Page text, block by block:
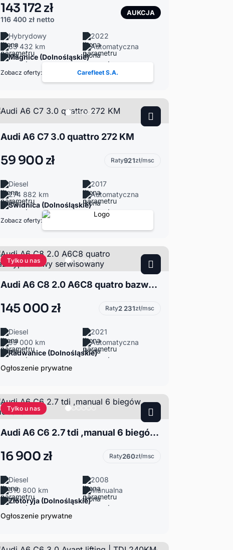
143 172 zł
116 400 zł netto
AUKCJA
Hybrydowy
2022
63 432 km
Automatyczna
Magnice (Dolnośląskie)
Zobacz oferty: Carefleet S.A.
Audi A6 C7 3.0 quattro 272 KM
59 900 zł Raty921zł/msc
Diesel
2017
274 882 km
Automatyczna
Świdnica (Dolnośląskie)
Zobacz oferty:
Tylko u nas
Audi A6 C8 2.0 A6C8 quatro bazwypadkowy serwisowany
145 000 zł Raty2 231zł/msc
Diesel
2021
99 000 km
Automatyczna
Radwanice (Dolnośląskie)
Ogłoszenie prywatne
Tylko u nas
Audi A6 C6 2.7 tdi ,manual 6 biegów, zadbana
16 900 zł Raty260zł/msc
Diesel
2008
310 800 km
Manualna
Złotoryja (Dolnośląskie)
Ogłoszenie prywatne